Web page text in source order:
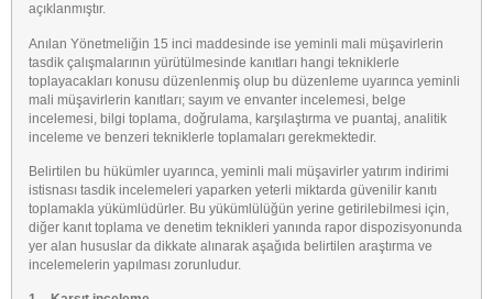
açıklanmıştır.
Anılan Yönetmeliğin 15 inci maddesinde ise yeminli mali müşavirlerin
tasdik çalışmalarının yürütülmesinde kanıtları hangi tekniklerle
toplayacakları konusu düzenlenmiş olup bu düzenleme uyarınca yeminli
mali müşavirlerin kanıtları; sayım ve envanter incelemesi, belge
incelemesi, bilgi toplama, doğrulama, karşılaştırma ve puantaj, analitik
inceleme ve benzeri tekniklerle toplamaları gerekmektedir.
Belirtilen bu hükümler uyarınca, yeminli mali müşavirler yatırım indirimi
istisnası tasdik incelemeleri yaparken yeterli miktarda güvenilir kanıtı
toplamakla yükümlüdürler. Bu yükümlülüğün yerine getirilebilmesi için,
diğer kanıt toplama ve denetim teknikleri yanında rapor dispozisyonunda
yer alan hususlar da dikkate alınarak aşağıda belirtilen araştırma ve
incelemelerin yapılması zorunludur.